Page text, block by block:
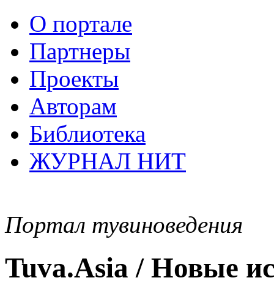
О портале
Партнеры
Проекты
Авторам
Библиотека
ЖУРНАЛ НИТ
Портал тувиноведения
Tuva.Asia / Новые